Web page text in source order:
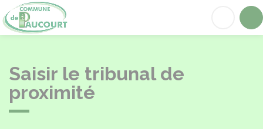
Saisir le tribunal de
proximité